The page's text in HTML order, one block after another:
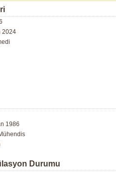
2024
1986
Durumu